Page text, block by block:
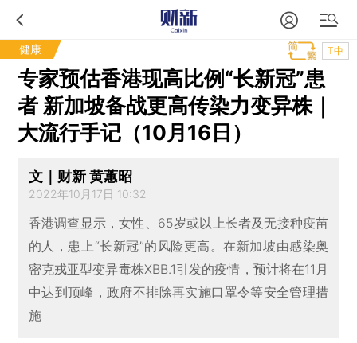
健康 T中
专家预估香港现高比例“长新冠”患
者 新加坡备战更高传染力变异株｜
大流行手记（10月16日）
文｜财新 黄蕙昭
2022年10月17日 10:32
香港调查显示，女性、65岁或以上长者及无接种疫苗
的人，患上“长新冠”的风险更高。在新加坡由感染奥
密克戎亚型变异毒株XBB.1引发的疫情，预计将在11月
中达到顶峰，政府不排除再实施口罩令等安全管理措
施